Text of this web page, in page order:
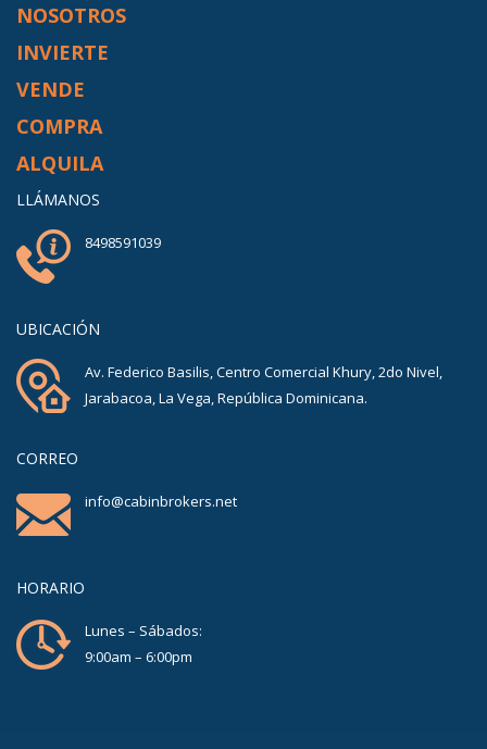
NOSOTROS
INVIERTE
VENDE
COMPRA
ALQUILA
LLÁMANOS
8498591039
UBICACIÓN
Av. Federico Basilis, Centro Comercial Khury, 2do Nivel,
Jarabacoa, La Vega, República Dominicana.
CORREO
info@cabinbrokers.net
HORARIO
Lunes – Sábados:
9:00am – 6:00pm